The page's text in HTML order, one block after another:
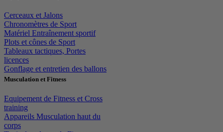
Cerceaux et Jalons
Chronomètres de Sport
Matériel Entraînement sportif
Plots et cônes de Sport
Tableaux tactiques, Portes
licences
Gonflage et entretien des ballons
Musculation et Fitness
Equipement de Fitness et Cross
training
Appareils Musculation haut du
corps